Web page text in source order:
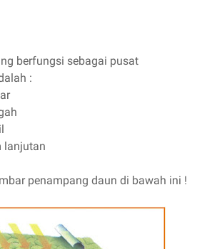
berfungsi sebagai pusat
:
lanjutan
penampang daun di bawah ini !